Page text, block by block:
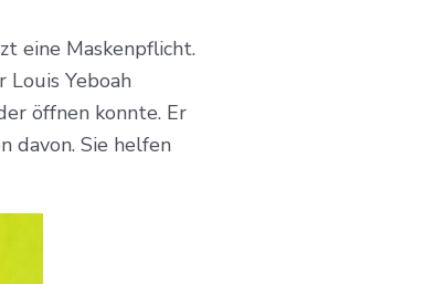
eine Maskenpflicht.
Yeboah
öffnen konnte. Er
davon. Sie helfen